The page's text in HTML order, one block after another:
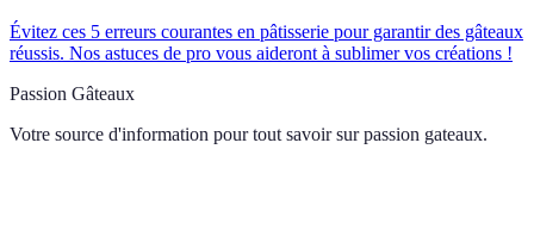
Évitez ces 5 erreurs courantes en pâtisserie pour garantir des gâteaux
réussis. Nos astuces de pro vous aideront à sublimer vos créations !
Passion Gâteaux
Votre source d'information pour tout savoir sur passion gateaux.